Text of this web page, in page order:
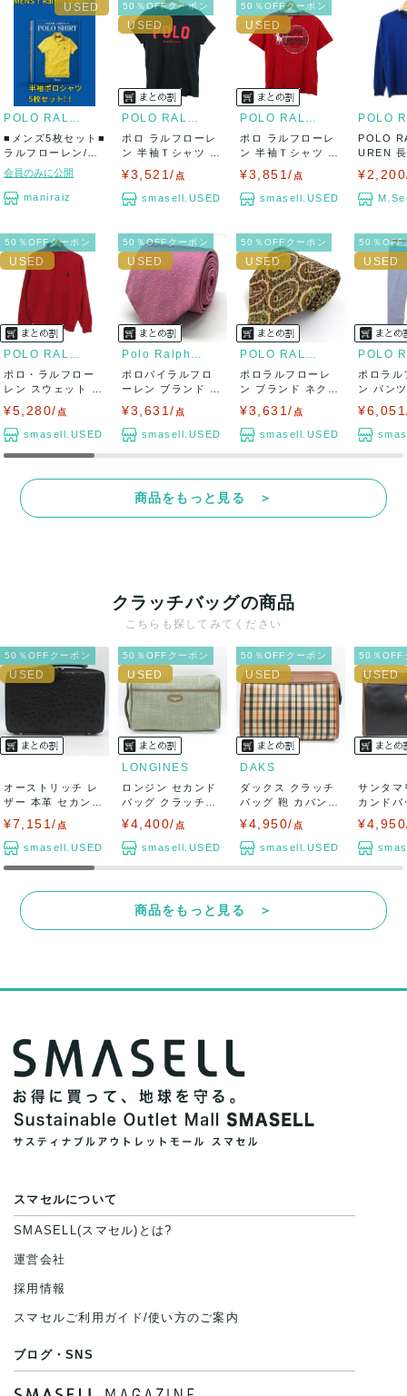
POLO RALPH LAUREN
■メンズ5枚セット■
ラルフローレン/Ra
lphLo...
会員のみに公開
maniraiz
50％OFFクーポン
POLO RALPH LAUREN
ポロ ラルフローレ
ン 半袖Ｔシャツ ク
ルーネック ...
¥3,521/ 点
smasell.USED
50％OFFクーポン
POLO RALPH LAUREN
ポロ ラルフローレ
ン 半袖Ｔシャツ ク
ルーネック ...
¥3,851/ 点
smasell.USED
POLO
UREN
ツ ...
50％OFFクーポン
POLO RALPH LAUREN
ポロ・ラルフロー
レン スウェット ト
¥5,280/ 点
smasell.USED
50％OFFクーポン
Polo Ralph Lauren
ポロバイラルフロ
ーレン ブランド ネ
¥3,631/ 点
smasell.USED
50％OFFクーポン
POLO RALPH LAUREN
ポロラルフローレ
ン ブランド ネクタ
¥3,631/ 点
smasell.USED
50％OFF
ポロラル
ン パン
商品をもっと見る ＞
クラッチバッグの商品
こちらも探してみてください
50％OFFクーポン
オーストリッチ レ
ザー 本革 セカンド
¥7,151/ 点
smasell.USED
50％OFFクーポン
LONGINES
ロンジン セカンド
バッグ クラッチバ
¥4,400/ 点
smasell.USED
50％OFFクーポン
DAKS
ダックス クラッチ
バッグ 鞄 カバン
¥4,950/ 点
smasell.USED
50％OFF
サンタマ
カンドバ
商品をもっと見る ＞
スマセルについて
SMASELL(スマセル)とは?
運営会社
採用情報
スマセルご利用ガイド/使い方のご案内
ブログ・SNS